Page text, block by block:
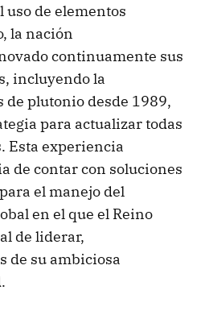
uso de elementos
la nación
continuamente sus
incluyendo la
plutonio desde 1989,
para actualizar todas
Esta experiencia
de contar con soluciones
el manejo del
en el que el Reino
de liderar,
de su ambiciosa